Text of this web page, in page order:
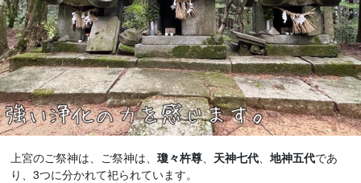
上宮のご祭神は、ご祭神は、瓊々杵尊 天神七代 、地神五代であ
り、3つに分かれて祀られています。